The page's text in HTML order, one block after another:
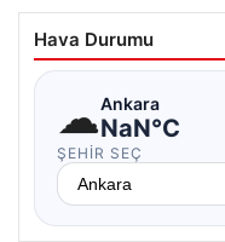
Hava Durumu
☁Ankara
NaN°C
ŞEHIR SEÇ